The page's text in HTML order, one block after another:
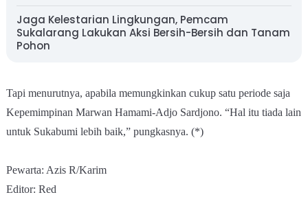
Jaga Kelestarian Lingkungan, Pemcam
Sukalarang Lakukan Aksi Bersih-Bersih dan Tanam
Pohon
Tapi menurutnya, apabila memungkinkan cukup satu periode saja
Kepemimpinan Marwan Hamami-Adjo Sardjono. “Hal itu tiada lain
untuk Sukabumi lebih baik,” pungkasnya. (*)
Pewarta: Azis R/Karim
Editor: Red